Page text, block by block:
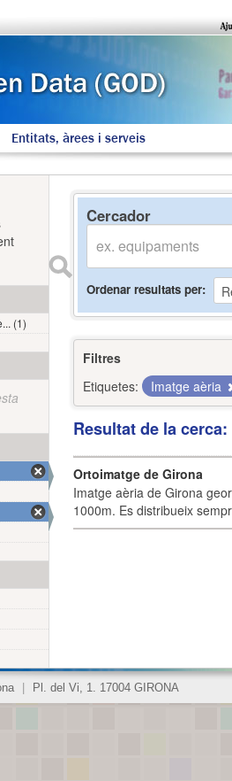
Entitats, àrees i serveis
Cercador
Ordenar resultats per
Filtres
Etiquetes:
Imatge aèria
Resultat de la
Ortoimatge de Girona
Imatge aèria de Girona
1000m. Es distribueix
(1)
Pl. del Vi, 1. 17004 GIRONA